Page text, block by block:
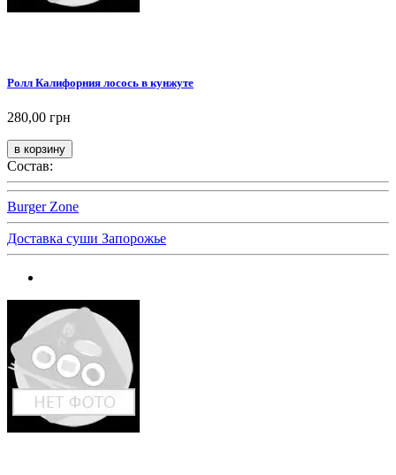
Ролл Калифорния лосось в кунжуте
280,00 грн
Состав:
Burger Zone
Доставка суши Запорожье